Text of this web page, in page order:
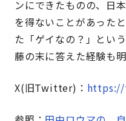
ンにできたものの、日
を得ないことがあった
た「ゲイなの？」とい
藤の末に答えた経験も
X(旧Twitter)：